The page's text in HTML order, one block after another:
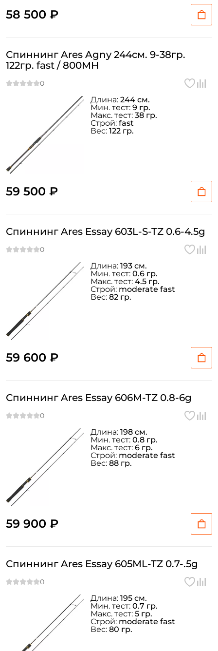
58 500 ₽
Спиннинг Ares Agny 244см. 9-38гр.
122гр. fast / 800MH
59 500 ₽
Длина: 244 см.
Мин. тест: 9 гр.
Макс. тест: 38 гр.
Строй: fast
Вес: 122 гр.
Спиннинг Ares Essay 603L-S-TZ 0.6-4.5g
59 600 ₽
Длина: 193 см.
Мин. тест: 0.6 гр.
Макс. тест: 4.5 гр.
Строй: moderate fast
Вес: 82 гр.
Спиннинг Ares Essay 606M-TZ 0.8-6g
59 900 ₽
Длина: 198 см.
Мин. тест: 0.8 гр.
Макс. тест: 6 гр.
Строй: moderate fast
Вес: 88 гр.
Спиннинг Ares Essay 605ML-TZ 0.7-.5g
Длина: 195 см.
Мин. тест: 0.7 гр.
Макс. тест: 5 гр.
Строй: moderate fast
Вес: 80 гр.